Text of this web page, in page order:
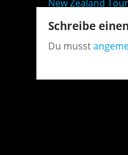
New Zealand
Schreibe
Du musst